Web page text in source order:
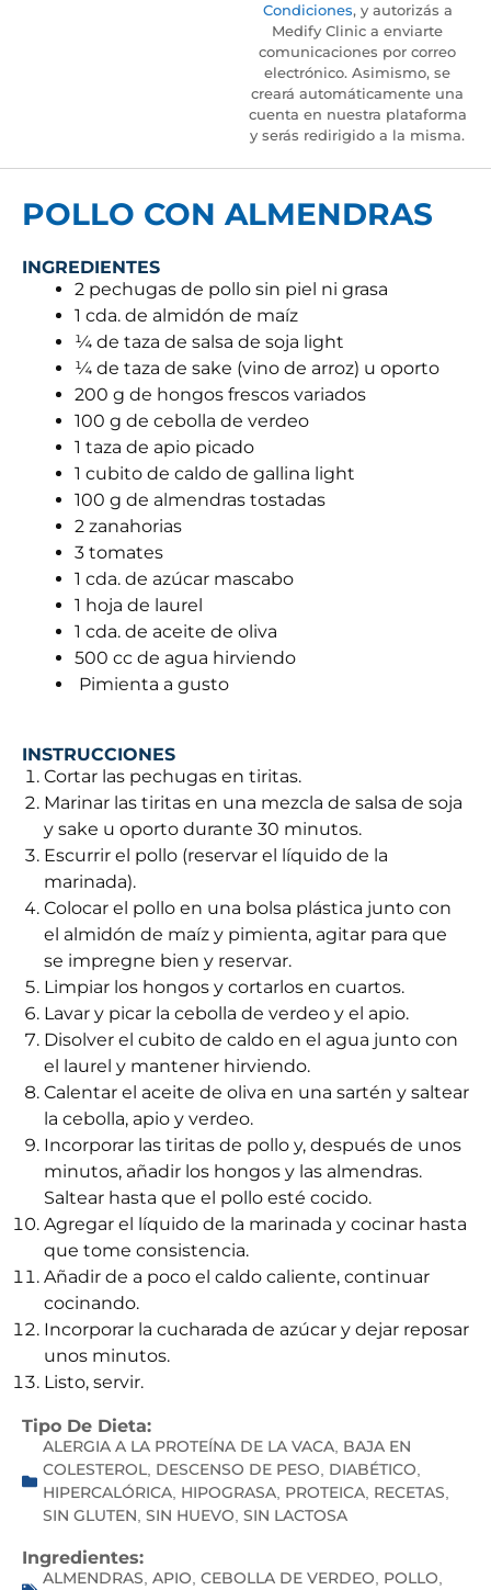
Condiciones, y autorizás a
Medify Clinic a enviarte
comunicaciones por correo
electrónico. Asimismo, se
creará automáticamente una
cuenta en nuestra plataforma
y serás redirigido a la misma.
POLLO CON ALMENDRAS
INGREDIENTES
2 pechugas de pollo sin piel ni grasa
1 cda. de almidón de maíz
¼ de taza de salsa de soja light
¼ de taza de sake (vino de arroz) u oporto
200 g de hongos frescos variados
100 g de cebolla de verdeo
1 taza de apio picado
1 cubito de caldo de gallina light
100 g de almendras tostadas
2 zanahorias
3 tomates
1 cda. de azúcar mascabo
1 hoja de laurel
1 cda. de aceite de oliva
500 cc de agua hirviendo
Pimienta a gusto
INSTRUCCIONES
Cortar las pechugas en tiritas.
Marinar las tiritas en una mezcla de salsa de soja
y sake u oporto durante 30 minutos.
Escurrir el pollo (reservar el líquido de la
marinada).
Colocar el pollo en una bolsa plástica junto con
el almidón de maíz y pimienta, agitar para que
se impregne bien y reservar.
Limpiar los hongos y cortarlos en cuartos.
Lavar y picar la cebolla de verdeo y el apio.
Disolver el cubito de caldo en el agua junto con
el laurel y mantener hirviendo.
Calentar el aceite de oliva en una sartén y saltear
la cebolla, apio y verdeo.
Incorporar las tiritas de pollo y, después de unos
minutos, añadir los hongos y las almendras.
Saltear hasta que el pollo esté cocido.
Agregar el líquido de la marinada y cocinar hasta
que tome consistencia.
Añadir de a poco el caldo caliente, continuar
cocinando.
Incorporar la cucharada de azúcar y dejar reposar
unos minutos.
Listo, servir.
Tipo De Dieta:
ALERGIA A LA PROTEÍNA DE LA VACA, BAJA EN
COLESTEROL, DESCENSO DE PESO, DIABÉTICO,
HIPERCALÓRICA, HIPOGRASA, PROTEICA, RECETAS,
SIN GLUTEN, SIN HUEVO, SIN LACTOSA
Ingredientes:
ALMENDRAS, APIO, CEBOLLA DE VERDEO, POLLO,